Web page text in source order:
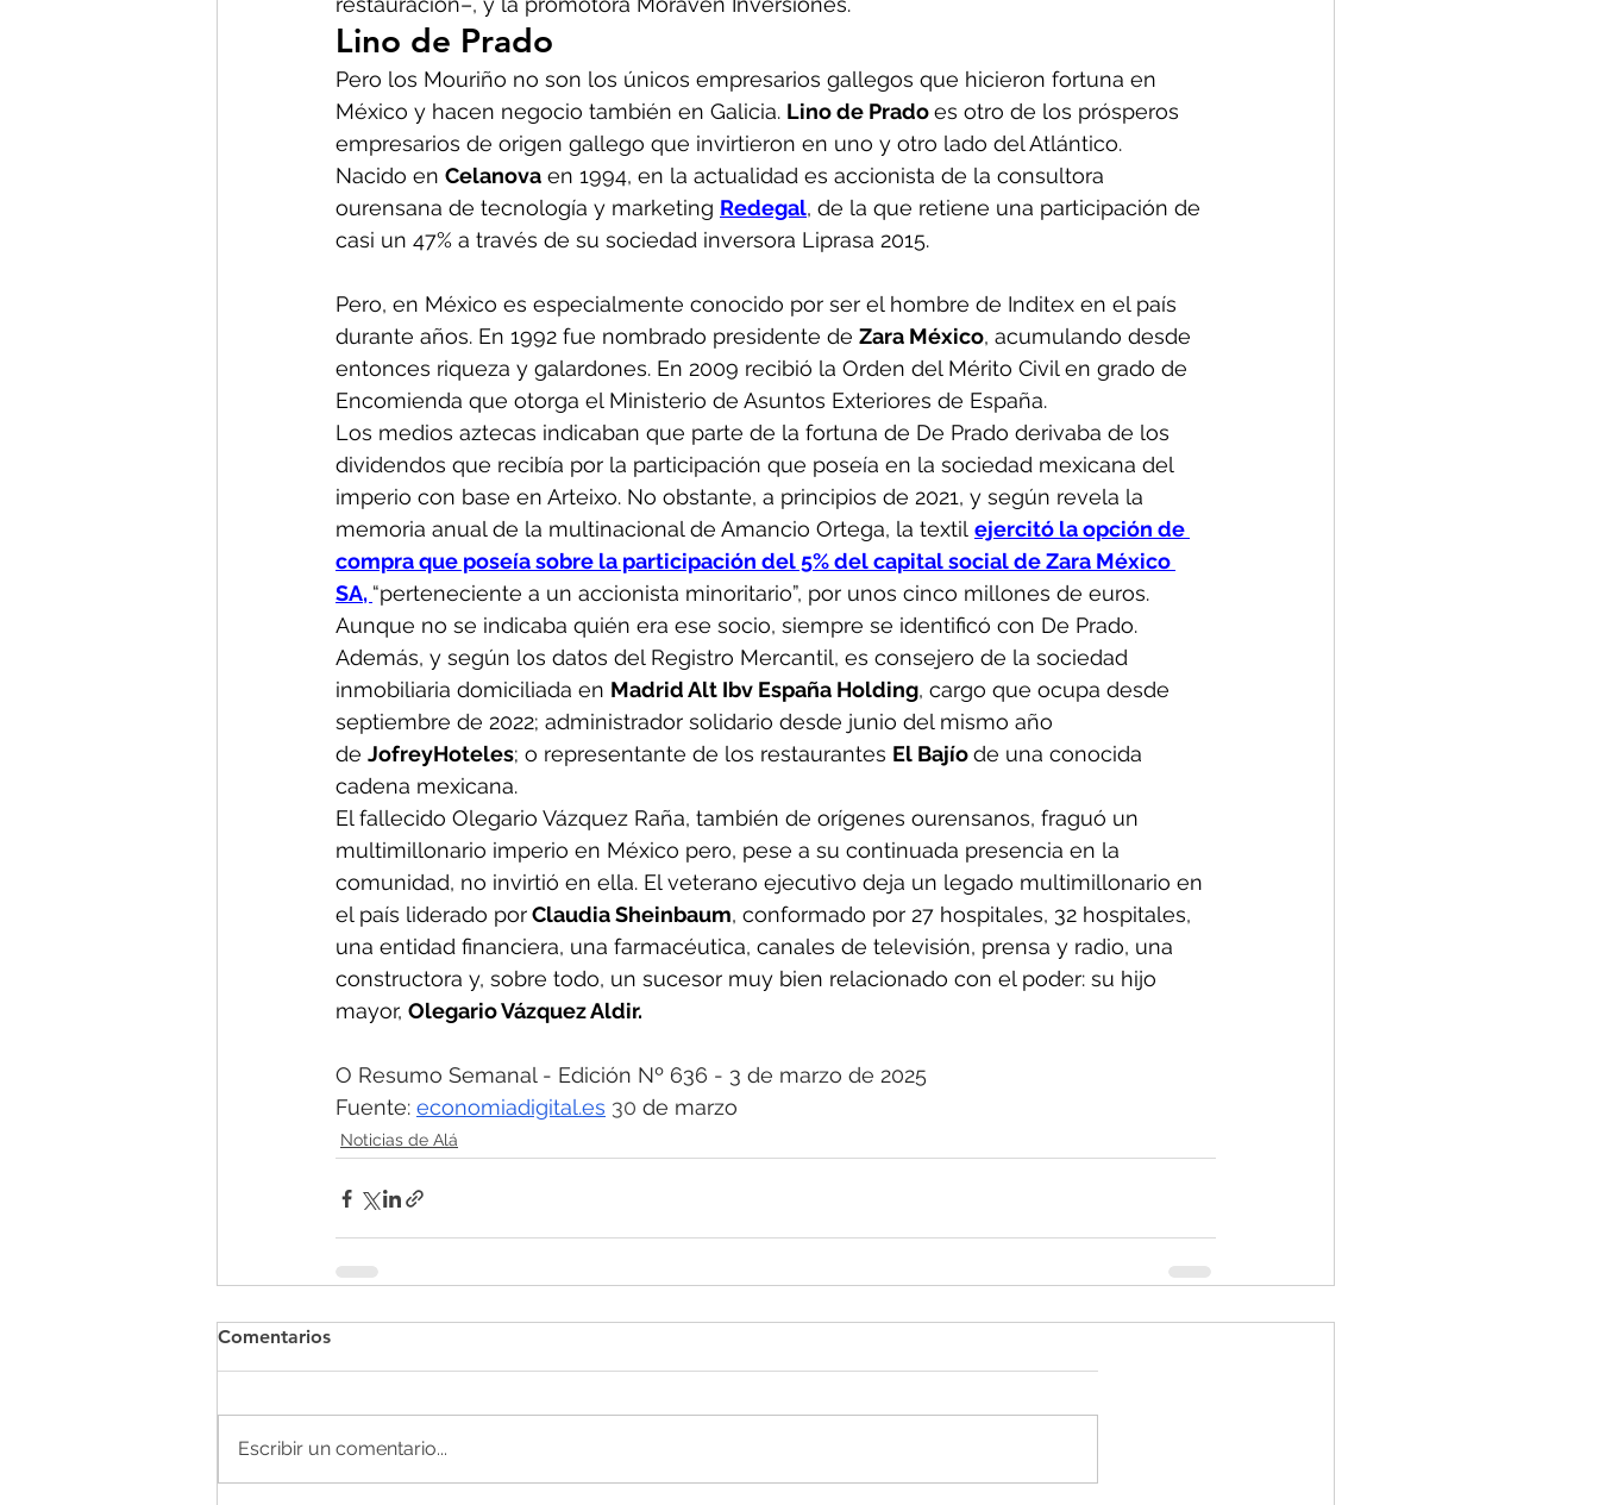
Lino de Prado
Pero los Mouriño no son los únicos empresarios gallegos que hicieron fortuna en
México y hacen negocio también en Galicia. Lino de Prado es otro de los prósperos
empresarios de origen gallego que invirtieron en uno y otro lado del Atlántico.
Nacido en Celanova en 1994, en la actualidad es accionista de la consultora
ourensana de tecnología y marketing Redegal, de la que retiene una participación de
casi un 47% a través de su sociedad inversora Liprasa 2015.
Pero, en México es especialmente conocido por ser el hombre de Inditex en el país
durante años. En 1992 fue nombrado presidente de Zara México, acumulando desde
entonces riqueza y galardones. En 2009 recibió la Orden del Mérito Civil en grado de
Encomienda que otorga el Ministerio de Asuntos Exteriores de España.
Los medios aztecas indicaban que parte de la fortuna de De Prado derivaba de los
dividendos que recibía por la participación que poseía en la sociedad mexicana del
imperio con base en Arteixo. No obstante, a principios de 2021, y según revela la
memoria anual de la multinacional de Amancio Ortega, la textil ejercitó la opción de
compra que poseía sobre la participación del 5% del capital social de Zara México
SA, “perteneciente a un accionista minoritario”, por unos cinco millones de euros.
Aunque no se indicaba quién era ese socio, siempre se identificó con De Prado.
Además, y según los datos del Registro Mercantil, es consejero de la sociedad
inmobiliaria domiciliada en Madrid Alt Ibv España Holding, cargo que ocupa desde
septiembre de 2022; administrador solidario desde junio del mismo año
de JofreyHoteles; o representante de los restaurantes El Bajío de una conocida
cadena mexicana.
El fallecido Olegario Vázquez Raña, también de orígenes ourensanos, fraguó un
multimillonario imperio en México pero, pese a su continuada presencia en la
comunidad, no invirtió en ella. El veterano ejecutivo deja un legado multimillonario en
el país liderado por Claudia Sheinbaum, conformado por 27 hospitales, 32 hospitales,
una entidad financiera, una farmacéutica, canales de televisión, prensa y radio, una
constructora y, sobre todo, un sucesor muy bien relacionado con el poder: su hijo
mayor, Olegario Vázquez Aldir.
O Resumo Semanal - Edición Nº 636 - 3 de marzo de 2025
Fuente: economiadigital.es 30 de marzo
Noticias de Alá
Comentarios
Escribir un comentario...